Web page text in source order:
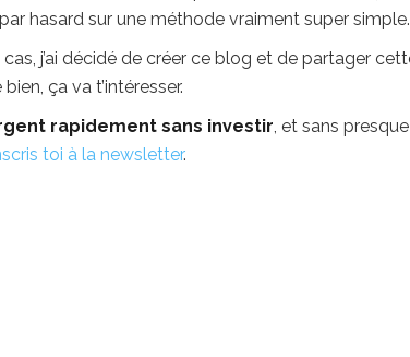
hasard sur une méthode vraiment super simple.
j’ai décidé de créer ce blog et de partager
ça va t’intéresser.
rapidement sans investir, et sans presque
toi à la newsletter.